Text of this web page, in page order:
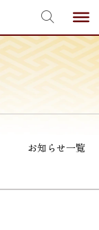
お知らせ一覧